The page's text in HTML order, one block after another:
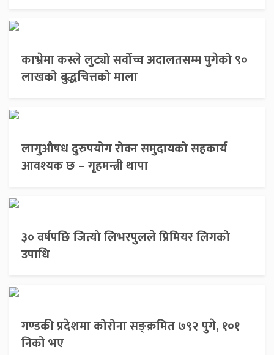
काभ्रेमा कस्ले लुट्यो सर्वोच्च अदालतसम्म पुगेको ९०
लाखको बुद्धचित्तको माला
लागुऔषध दुरुपयोग रोक्न समुदायको सहकार्य
आवश्यक छ – गृहमन्त्री थापा
३० वर्षपछि जित्यो लिभरपुलले प्रिमियर लिगको
उपाधि
गण्डकी प्रदेशमा कोरोना सङ्क्रमित ७९२ पुगे, १०१
निको भए